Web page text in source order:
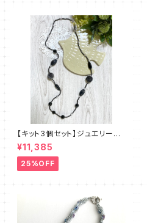
【キット3個セット】ジュエリーク
ロッシェロングネックレス《ルン
ト》クロ amu＋塩川千映子 a
mu
¥11,385
25%OFF